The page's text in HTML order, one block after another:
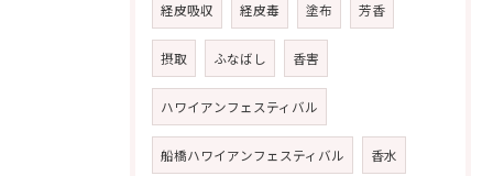
経皮吸収 経皮毒 塗布 芳香
摂取 ふなばし 香害
ハワイアンフェスティバル
船橋ハワイアンフェスティバル 香水